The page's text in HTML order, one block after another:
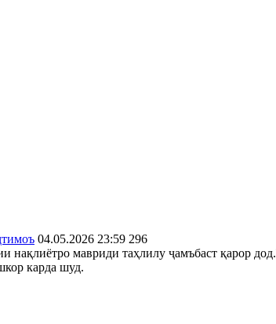
04.05.2026 23:59 296
нақлиётро мавриди таҳлилу ҷамъбаст қарор
карда шуд.